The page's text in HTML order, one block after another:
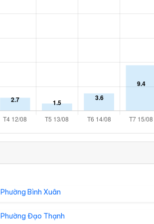
Phường Bình Xuân
Phường Đạo Thạnh